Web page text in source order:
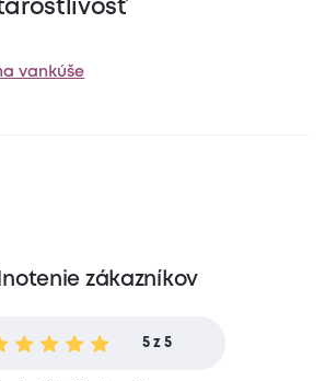
vankúše
zákazníkov
5 z 5